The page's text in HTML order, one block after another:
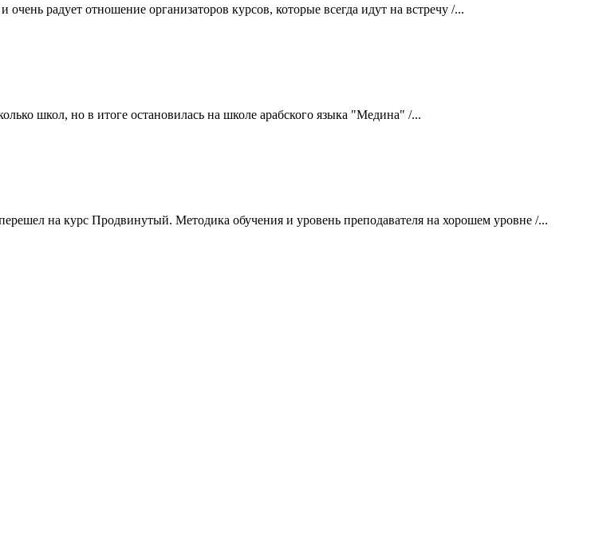
радует отношение организаторов курсов, которые всегда идут на встречу /...
школ, но в итоге остановилась на школе арабского языка "Медина" /...
на курс Продвинутый. Методика обучения и уровень преподавателя на хорошем уровне /...